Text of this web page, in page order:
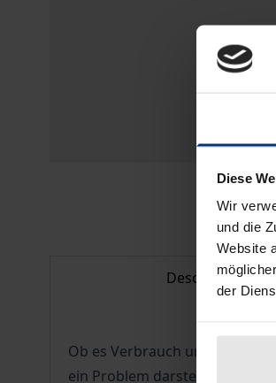
Diese
Wir
und die
Website
der
Description
Ob es Verbrauch und
ein Problem darstellt, desto